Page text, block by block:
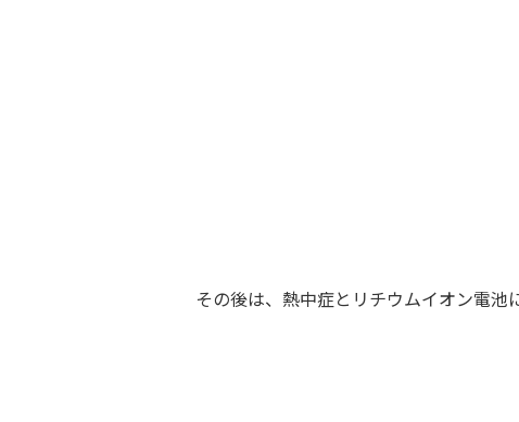
その後は、熱中症とリチウムイオン電池